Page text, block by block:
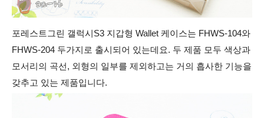
포레스트그린 갤럭시S3 지갑형 Wallet 케이스는 FHWS-104와
FHWS-204 두가지로 출시되어 있는데요. 두 제품 모두 색상과
모서리의 곡선, 외형의 일부를 제외하고는 거의 흡사한 기능을
갖추고 있는 제품입니다.